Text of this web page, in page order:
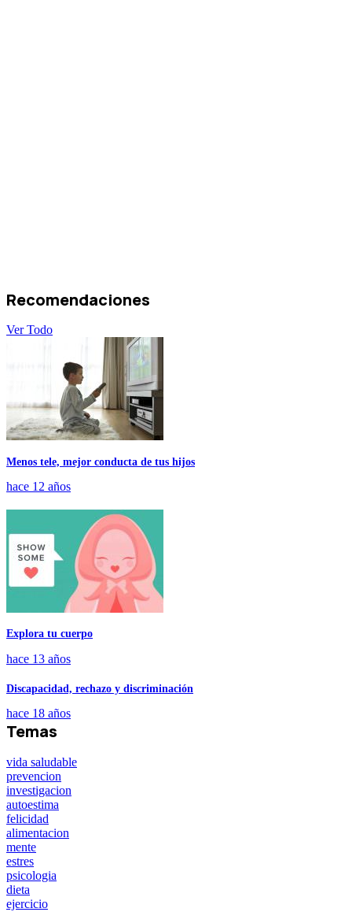
Recomendaciones
Ver Todo
Menos tele, mejor conducta de tus hijos
hace 12 años
Explora tu cuerpo
hace 13 años
Discapacidad, rechazo y discriminación
hace 18 años
Temas
vida saludable
prevencion
investigacion
autoestima
felicidad
alimentacion
mente
estres
psicologia
dieta
ejercicio